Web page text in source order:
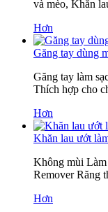
và mèo, Khăn
Hơn
Găng tay dùng
Găng tay làm
Thích hợp cho
Hơn
Khăn lau ướt
Không mùi Làm
Remover Răng
Hơn